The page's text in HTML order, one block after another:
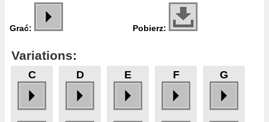
Grać: Pobierz:
Variations:
C D E F G